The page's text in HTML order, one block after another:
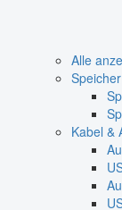
Alle
Speicher
Kabel &